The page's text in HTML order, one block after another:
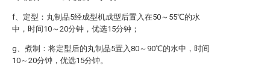
f、定型：丸制品5经成型机成型后置入在50～55℃的水
中，时间10～20分钟，优选15分钟；
g、煮制：将定型后的丸制品5置入80～90℃的水中，时间
10～20分钟，优选15分钟。